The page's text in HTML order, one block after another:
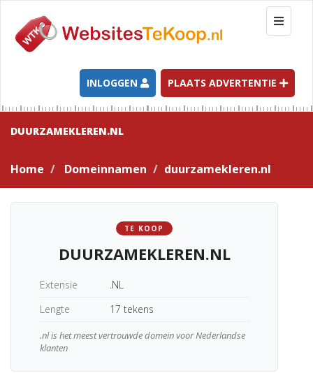
T
o
g
l
e
n
a
t
INLOGGEN PLAATS ADVERTENTIE
DUURZAMEKLEREN.NL
Home Domeinnamen duurzamekleren.nl
TE KOOP
DUURZAMEKLEREN.NL
Extensie
.NL
Lengte
17 tekens
.nl is het meest vertrouwde domein voor Nederlandse
klanten